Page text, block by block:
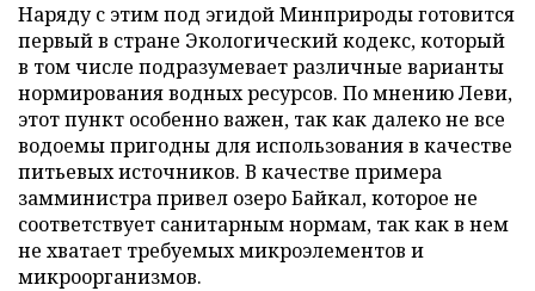
Наряду с этим под эгидой Минприроды готовится
первый в стране Экологический кодекс, который
в том числе подразумевает различные варианты
нормирования водных ресурсов. По мнению Леви,
этот пункт особенно важен, так как далеко не все
водоемы пригодны для использования в качестве
питьевых источников. В качестве примера
замминистра привел озеро Байкал, которое не
соответствует санитарным нормам, так как в нем
не хватает требуемых микроэлементов и
микроорганизмов.